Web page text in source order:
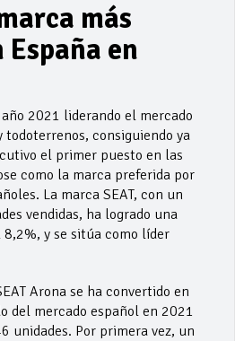
más
en
2021 liderando el mercado
todoterrenos, consiguiendo ya
el primer puesto en las
como la marca preferida por
La marca SEAT, con un
vendidas, ha logrado una
y se sitúa como líder
Arona se ha convertido en
del mercado español en 2021
unidades. Por primera vez, un